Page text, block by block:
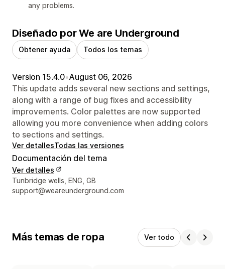
any problems.
Diseñado por We are Underground
Obtener ayuda Todos los temas
Version 15.4.0•August 06, 2026
This update adds several new sections and settings,
along with a range of bug fixes and accessibility
improvements. Color palettes are now supported
allowing you more convenience when adding colors
to sections and settings.
Ver detallesTodas las versiones
Documentación del tema
Ver detalles
Detalles de contacto del diseñador
Tunbridge wells, ENG, GB
support@weareunderground.com
Más temas de ropa Ver todo